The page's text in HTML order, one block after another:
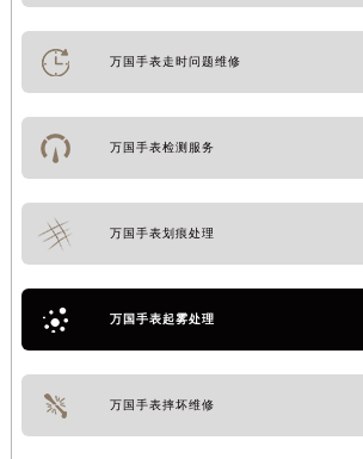
万国手表走时问题维修
万国手表检测服务
万国手表划痕处理
万国手表起雾处理
万国手表摔坏维修